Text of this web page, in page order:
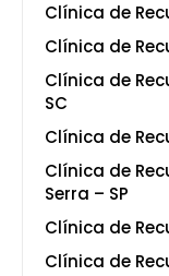
Clínica de
Clínica de
Clínica de
SC
Clínica de
Clínica de
Serra – SP
Clínica de
Clínica de